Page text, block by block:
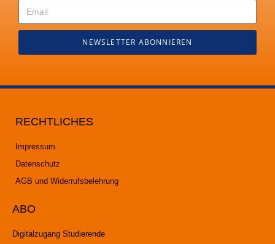
NEWSLETTER ABONNIEREN
RECHTLICHES
Impressum
Datenschutz
AGB und Widerrufsbelehrung
ABO
Digitalzugang Studierende